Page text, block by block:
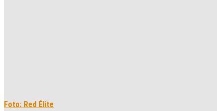
Foto: Red Élite